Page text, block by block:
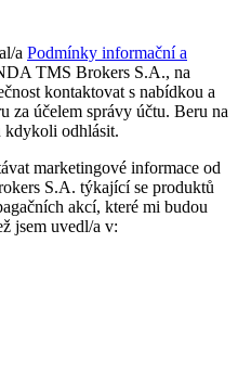
a Podmínky informační a
TMS Brokers S.A., na
kontaktovat s nabídkou a
za účelem správy účtu. Beru na
kdykoli odhlásit.
marketingové informace od
S.A. týkající se produktů
akcí, které mi budou
jsem uvedl/a v: